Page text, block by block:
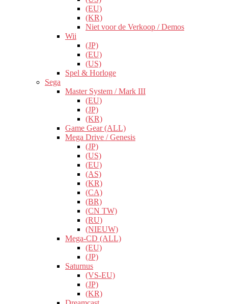
(EU)
(KR)
Niet voor de Verkoop / Demos
Wii
(JP)
(EU)
(US)
Spel & Horloge
Sega
Master System / Mark III
(EU)
(JP)
(KR)
Game Gear (ALL)
Mega Drive / Genesis
(JP)
(US)
(EU)
(AS)
(KR)
(CA)
(BR)
(CN TW)
(RU)
(NIEUW)
Mega-CD (ALL)
(EU)
(JP)
Saturnus
(VS-EU)
(JP)
(KR)